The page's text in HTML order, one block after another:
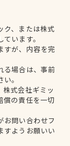
ク、または株式
います。
すが、内容を完
る場合は、事前
。
株式会社ギミッ
償の責任を一切
お問い合わせフ
すようお願いい